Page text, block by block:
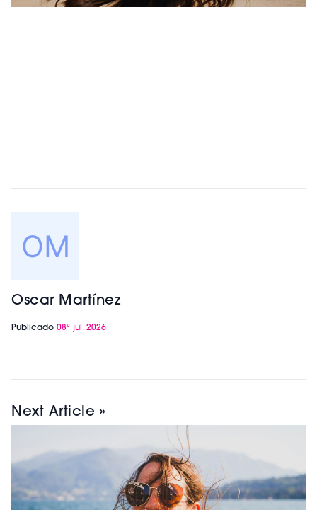
Oscar Martínez
Publicado 08º jul. 2026
Next Article »